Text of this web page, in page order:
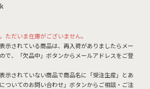
ただいま在庫がございません。
示されている商品は、再入荷がありましたらメー
で、「欠品中」ボタンからメールアドレスをご登
示されていない商品で商品名に「受注生産」とあ
ついてのお問い合わせ」ボタンからご相談・ご注